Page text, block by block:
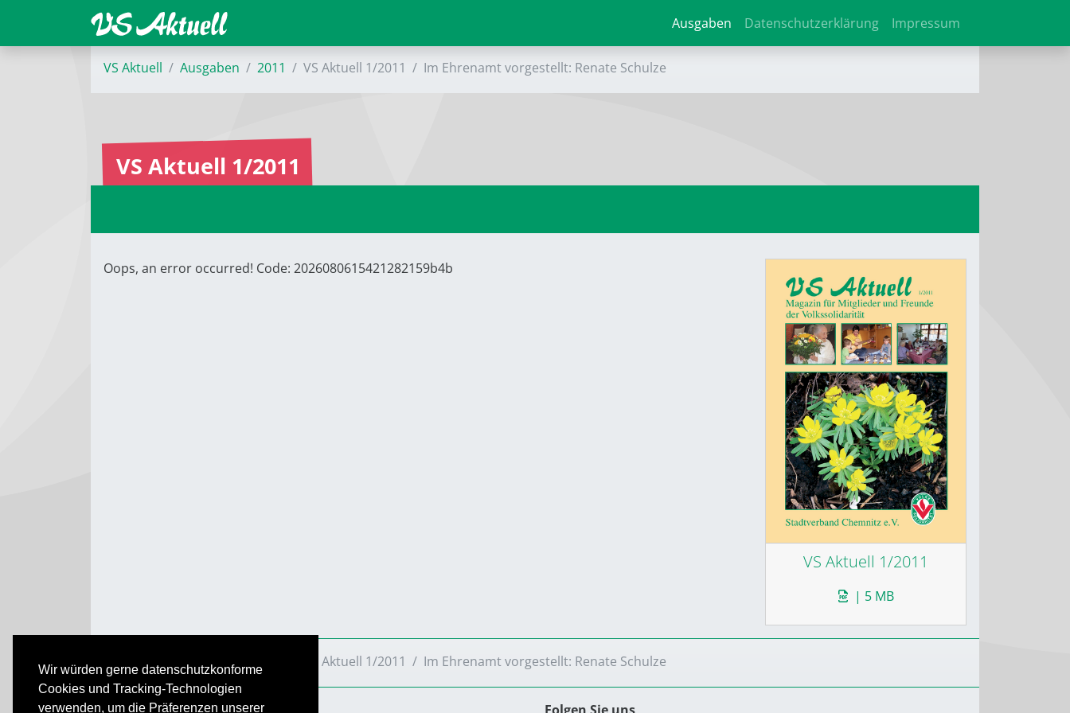
Wir würden gerne datenschutzkonforme
Cookies und Tracking-Technologien
verwenden, um die Präferenzen unserer
Ausgaben Datenschutzerklärung Impressum
VS Aktuell Ausgaben 2011 VS Aktuell 1/2011 Im Ehrenamt vorgestellt: Renate Schulze
VS Aktuell 1/2011
VS Aktuell 1/2011
| 5 MB
Oops, an error occurred! Code: 2026080615421282159b4b
VS Aktuell Ausgaben VS Aktuell 1/2011 Im Ehrenamt vorgestellt: Renate Schulze